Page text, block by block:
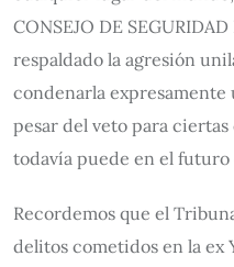
CONSEJO DE
respaldado la agresión
condenarla
pesar del veto para ciertas
todavía puede en el
Recordemos que el
delitos cometidos en la ex